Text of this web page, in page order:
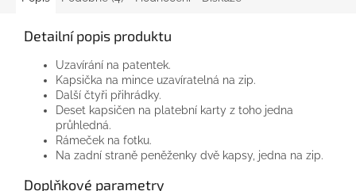
Detailní popis produktu
Uzavírání na patentek.
Kapsička na mince uzavíratelná na zip.
Další čtyři přihrádky.
Deset kapsičen na platební karty z toho jedna
průhledná.
Rámeček na fotku.
Na zadní straně peněženky dvě kapsy, jedna na zip.
Doplňkové parametry